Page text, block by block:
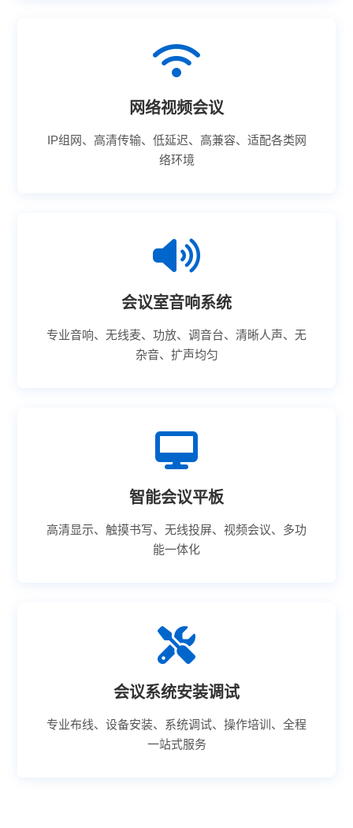
网络视频会议
IP组网、高清传输、低延迟、高兼容、适配各类网
络环境
会议室音响系统
专业音响、无线麦、功放、调音台、清晰人声、无
杂音、扩声均匀
智能会议平板
高清显示、触摸书写、无线投屏、视频会议、多功
能一体化
会议系统安装调试
专业布线、设备安装、系统调试、操作培训、全程
一站式服务